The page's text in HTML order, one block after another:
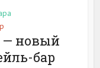
— новый
бар